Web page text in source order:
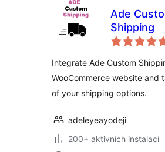
Ade
Shipping
Integrate Ade Custom
WooCommerce website and
of your shipping options.
adeleyeayodeji
200+ aktivních instalací